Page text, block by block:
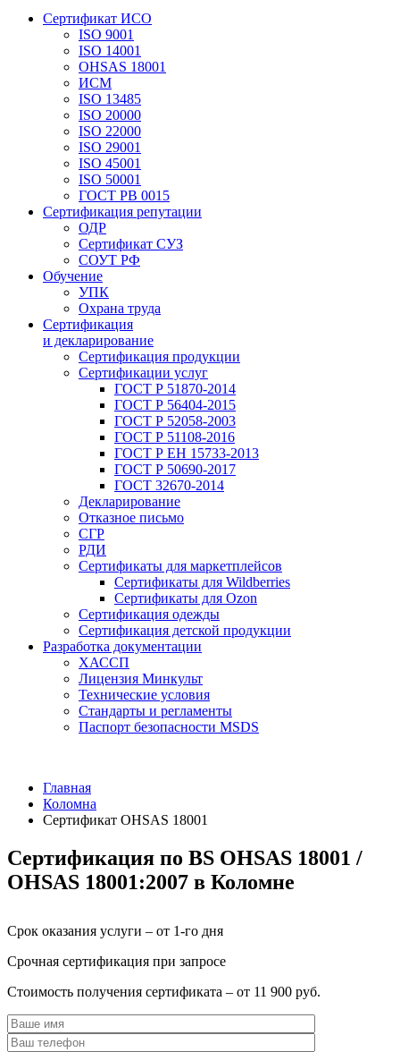
Сертификат ИСО
ISO 9001
ISO 14001
OHSAS 18001
ИСМ
ISO 13485
ISO 20000
ISO 22000
ISO 29001
ISO 45001
ISO 50001
ГОСТ РВ 0015
Сертификация репутации
ОДР
Сертификат СУЗ
СОУТ РФ
Обучение
УПК
Охрана труда
Сертификация
и декларирование
Сертификация продукции
Сертификации услуг
ГОСТ Р 51870-2014
ГОСТ Р 56404-2015
ГОСТ Р 52058-2003
ГОСТ Р 51108-2016
ГОСТ Р ЕН 15733-2013
ГОСТ Р 50690-2017
ГОСТ 32670-2014
Декларирование
Отказное письмо
СГР
РДИ
Сертификаты для маркетплейсов
Сертификаты для Wildberries
Сертификаты для Ozon
Сертификация одежды
Сертификация детской продукции
Разработка документации
ХАССП
Лицензия Минкульт
Технические условия
Стандарты и регламенты
Паспорт безопасности MSDS
Главная
Коломна
Сертификат OHSAS 18001
Сертификация по BS OHSAS 18001 /
OHSAS 18001:2007 в Коломне
Срок оказания услуги – от 1-го дня
Срочная сертификация при запросе
Стоимость получения сертификата – от 11 900 руб.